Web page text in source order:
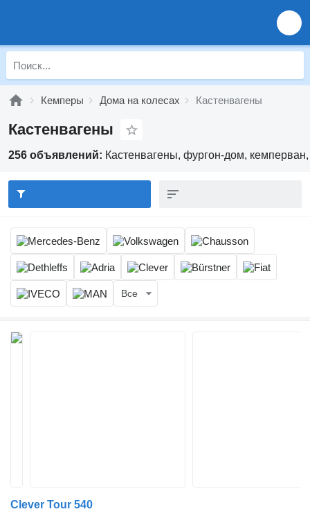
Кемперы Дома на колесах Кастенвагены
Кастенвагены
256 объявлений: Кастенвагены, фургон-дом,
Все
Clever Tour 540